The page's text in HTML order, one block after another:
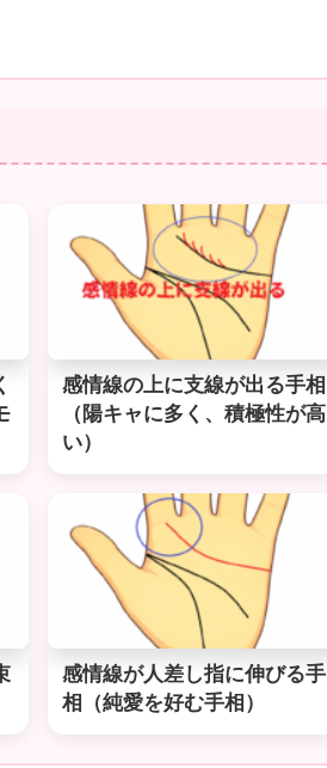
感情線の上に支線が出る手相
（陽キャに多く、積極性が高
い）
感情線が人差し指に伸びる手
相（純愛を好む手相）